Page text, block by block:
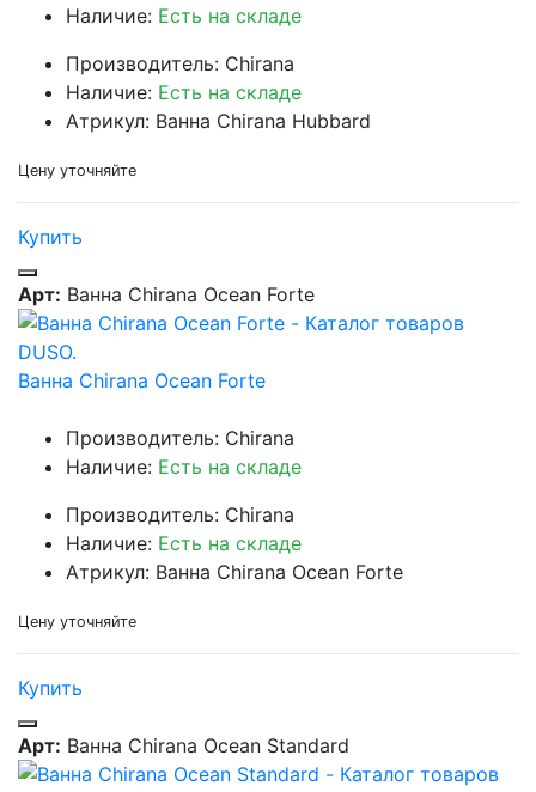
Наличие: Есть на складе
Производитель: Chirana
Наличие: Есть на складе
Атрикул: Ванна Chirana Hubbard
Цену уточняйте
Купить
Арт: Ванна Chirana Ocean Forte
Ванна Chirana Ocean Forte
Производитель: Chirana
Наличие: Есть на складе
Производитель: Chirana
Наличие: Есть на складе
Атрикул: Ванна Chirana Ocean Forte
Цену уточняйте
Купить
Арт: Ванна Chirana Ocean Standard